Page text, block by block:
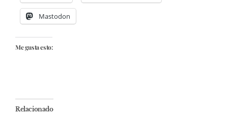
Mastodon
Me gusta esto:
Relacionado